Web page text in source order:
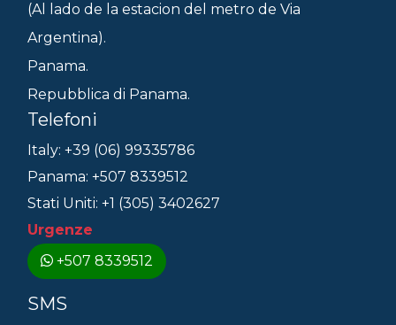
(Al lado de la estacion del metro de Via
Argentina).
Panama.
Repubblica di Panama.
Telefoni
Italy: +39 (06) 99335786
Panama: +507 8339512
Stati Uniti: +1 (305) 3402627
Urgenze
+507 8339512
SMS